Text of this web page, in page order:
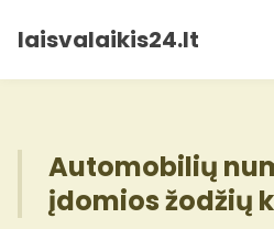
laisvalaikis24.lt
Automobilių
įdomios žodžių